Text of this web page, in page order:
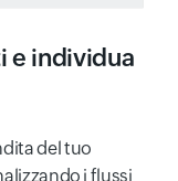
e individua
del tuo
i flussi